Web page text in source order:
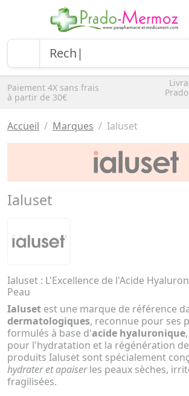
Paiement 4X sans frais
à partir de 30€
Accueil Marques Ialuset
Ialuset
Ialuset : L'Excellence de l'Acide
Peau
Ialuset est une marque de référence
dermatologiques, reconnue pour ses
formulés à base d'acide hyaluronique
pour l'hydratation et la régénération de
produits Ialuset sont spécialement
hydrater et apaiserles peaux sèches,
fragilisées.